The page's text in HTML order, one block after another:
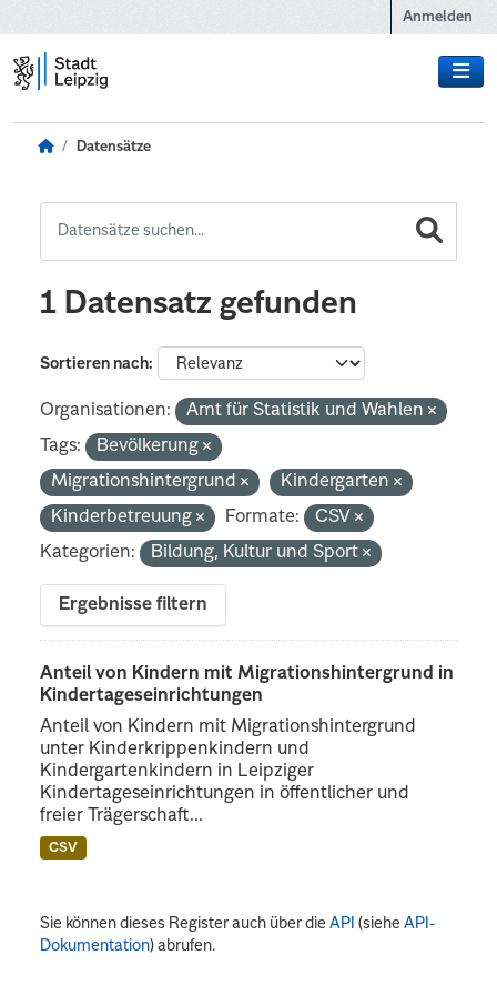
Anmelden
Datensätze
1 Datensatz gefunden
Sortieren nach
Organisationen:
Amt für Statistik und Wahlen
Tags:
Bevölkerung
Migrationshintergrund
Kindergarten
Kinderbetreuung
Formate:
CSV
Kategorien:
Bildung, Kultur und Sport
Ergebnisse filtern
Anteil von Kindern mit Migrationshintergrund in
Kindertageseinrichtungen
Anteil von Kindern mit Migrationshintergrund
unter Kinderkrippenkindern und
Kindergartenkindern in Leipziger
Kindertageseinrichtungen in öffentlicher und
freier Trägerschaft...
CSV
Sie können dieses Register auch über dieAPI (sieheAPI-
Dokumentation) abrufen.